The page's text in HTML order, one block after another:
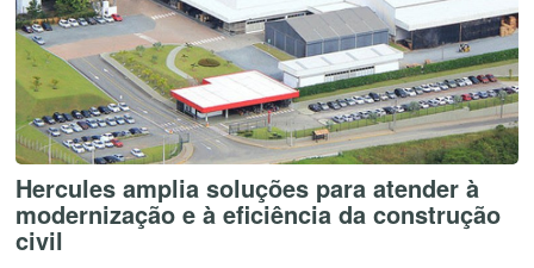
Hercules amplia soluções para atender à
modernização e à eficiência da construção
civil